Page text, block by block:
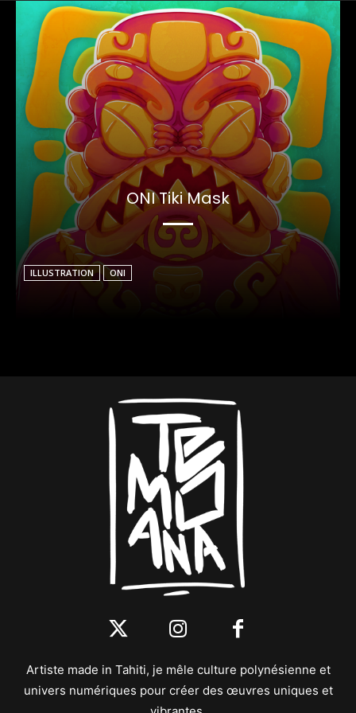
ONI Tiki Mask
ILLUSTRATION ONI
Artiste made in Tahiti, je mêle culture polynésienne et
univers numériques pour créer des œuvres uniques et